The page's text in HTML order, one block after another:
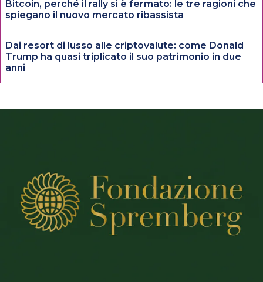
Bitcoin, perché il rally si è fermato: le tre ragioni che
spiegano il nuovo mercato ribassista
Dai resort di lusso alle criptovalute: come Donald
Trump ha quasi triplicato il suo patrimonio in due
anni